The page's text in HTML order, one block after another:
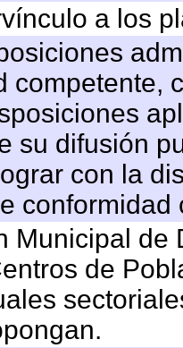
a los
competente,
su difusión
con la
Municipal
de